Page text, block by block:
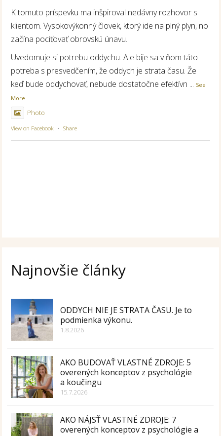
K tomuto príspevku ma inšpiroval nedávny rozhovor s
klientom. Vysokovýkonný človek, ktorý ide na plný plyn, no
začína pociťovať obrovskú únavu.
Uvedomuje si potrebu oddychu. Ale bije sa v ňom táto
potreba s presvedčením, že oddych je strata času. Že
keď bude oddychovať, nebude dostatočne efektívn ... See
More
Photo
View on Facebook · Share
Najnovšie články
ODDYCH NIE JE STRATA ČASU. Je to
podmienka výkonu.
1.8.2026
AKO BUDOVAŤ VLASTNÉ ZDROJE: 5
overených konceptov z psychológie
a koučingu
15.7.2026
AKO NÁJSŤ VLASTNÉ ZDROJE: 7
overených konceptov z psychológie a